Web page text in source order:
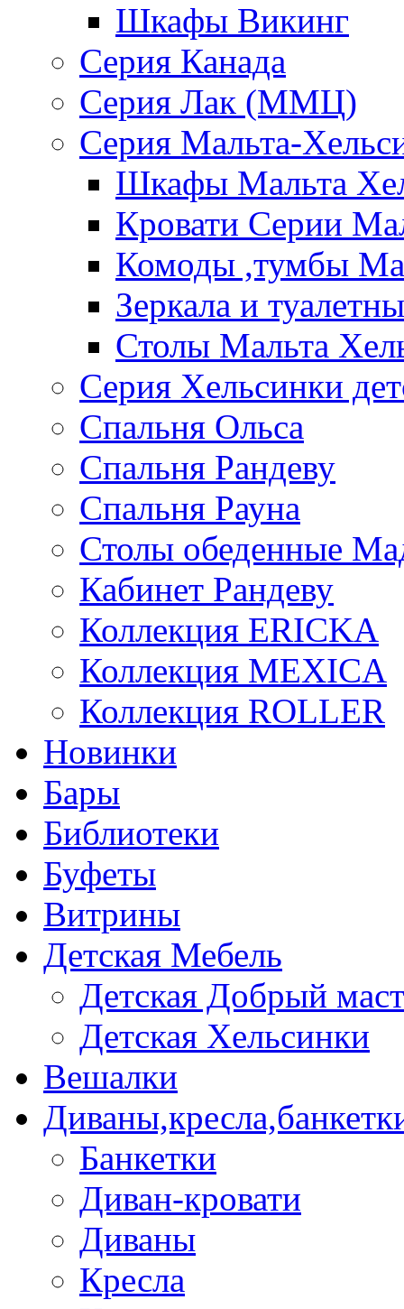
Шкафы Викинг
Серия Канада
Серия Лак (ММЦ)
Серия Мальта-
Шкафы Мальта
Кровати Серии
Комоды ,тумбы
Зеркала и
Столы Мальта
Серия Хельсинки
Спальня Ольса
Спальня Рандеву
Спальня Рауна
Столы обеденные
Кабинет Рандеву
Коллекция ERICKA
Коллекция MEXICA
Коллекция ROLLER
Новинки
Бары
Библиотеки
Буфеты
Витрины
Детская Мебель
Детская Добрый
Детская Хельсинки
Вешалки
Банкетки
Диван-кровати
Диваны
Кресла